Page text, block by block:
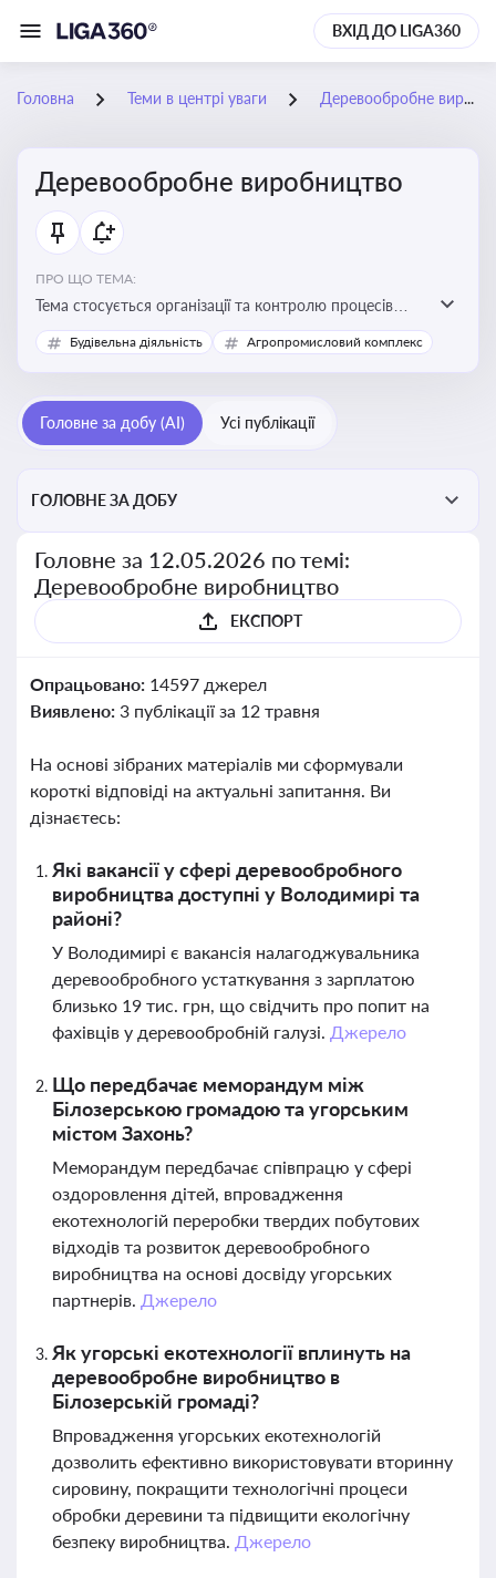
ВХІД ДО LIGA360
Головна Теми в центрі уваги Деревообробне виробництво
Деревообробне виробництво
ПРО ЩО ТЕМА:
Тема стосується організації та контролю процесів
переробки деревини, дотримання технічних
стандартів, екологічних вимог і безпеки праці на
Будівельна діяльність Агропромисловий комплекс
Головне за добу (AI) Усі публікації
ГОЛОВНЕ ЗА ДОБУ
Головне за 12.05.2026 по темі:
Деревообробне виробництво
ЕКСПОРТ
Опрацьовано: 14597 джерел
Виявлено: 3 публікації за 12 травня
На основі зібраних матеріалів ми сформували
короткі відповіді на актуальні запитання. Ви
дізнаєтесь:
Які вакансії у сфері деревообробного
виробництва доступні у Володимирі та
районі?
У Володимирі є вакансія налагоджувальника
деревообробного устаткування з зарплатою
близько 19 тис. грн, що свідчить про попит на
фахівців у деревообробній галузі. Джерело
Що передбачає меморандум між
Білозерською громадою та угорським
містом Захонь?
Меморандум передбачає співпрацю у сфері
оздоровлення дітей, впровадження
екотехнологій переробки твердих побутових
відходів та розвиток деревообробного
виробництва на основі досвіду угорських
партнерів. Джерело
Як угорські екотехнології вплинуть на
деревообробне виробництво в
Білозерській громаді?
Впровадження угорських екотехнологій
дозволить ефективно використовувати вторинну
сировину, покращити технологічні процеси
обробки деревини та підвищити екологічну
безпеку виробництва. Джерело